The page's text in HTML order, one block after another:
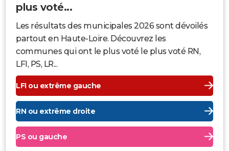
plus voté...
Les résultats des municipales 2026 sont dévoilés
partout en Haute-Loire. Découvrez les
communes qui ont le plus voté le plus voté RN,
LFI, PS, LR...
LFI ou extrême gauche
RN ou extrême droite
PS ou gauche